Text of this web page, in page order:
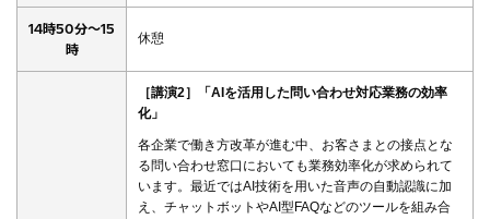
14時50分～15
時
休憩
［講演2］「AIを活用した問い合わせ対応業務の効率
化」
各企業で働き方改革が進む中、お客さまとの接点とな
る問い合わせ窓口においても業務効率化が求められて
います。最近ではAI技術を用いた音声の自動認識に加
え、チャットボットやAI型FAQなどのツールを組み合